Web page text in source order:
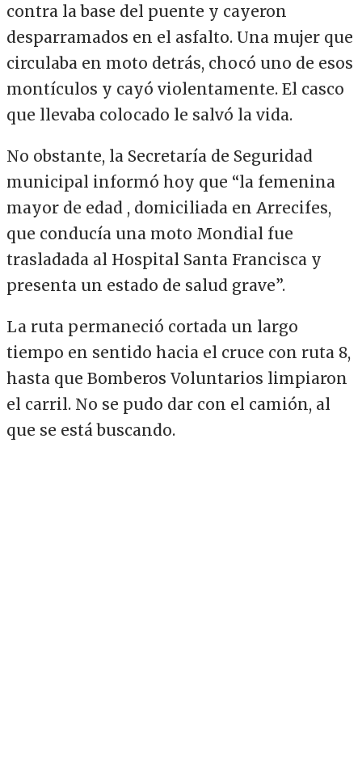
contra la base del puente y cayeron
desparramados en el asfalto. Una mujer que
circulaba en moto detrás, chocó uno de esos
montículos y cayó violentamente. El casco
que llevaba colocado le salvó la vida.
No obstante, la Secretaría de Seguridad
municipal informó hoy que “la femenina
mayor de edad , domiciliada en Arrecifes,
que conducía una moto Mondial fue
trasladada al Hospital Santa Francisca y
presenta un estado de salud grave”.
La ruta permaneció cortada un largo
tiempo en sentido hacia el cruce con ruta 8,
hasta que Bomberos Voluntarios limpiaron
el carril. No se pudo dar con el camión, al
que se está buscando.